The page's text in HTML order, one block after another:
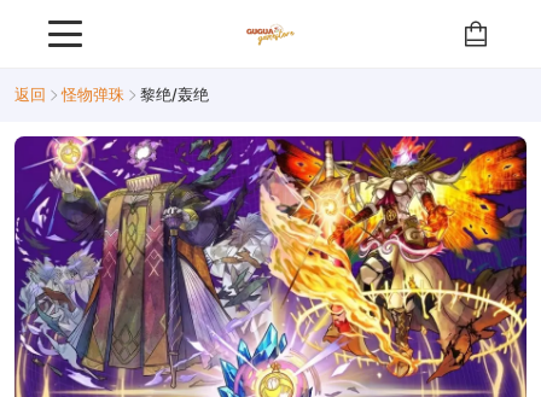
返回 怪物弹珠 黎绝/轰绝